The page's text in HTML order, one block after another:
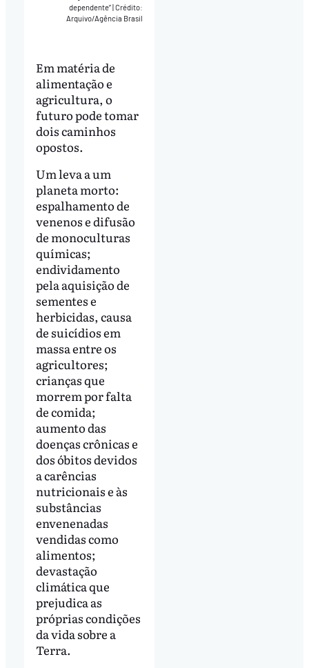
dependente”|Crédito:
Arquivo/Agência Brasil
Em matéria de
alimentação e
agricultura, o
futuro pode tomar
dois caminhos
opostos.
Um leva a um
planeta morto:
espalhamento de
venenos e difusão
de monoculturas
químicas;
endividamento
pela aquisição de
sementes e
herbicidas, causa
de suicídios em
massa entre os
agricultores;
crianças que
morrem por falta
de comida;
aumento das
doenças crônicas e
dos óbitos devidos
a carências
nutricionais e às
substâncias
envenenadas
vendidas como
alimentos;
devastação
climática que
prejudica as
próprias condições
da vida sobre a
Terra.